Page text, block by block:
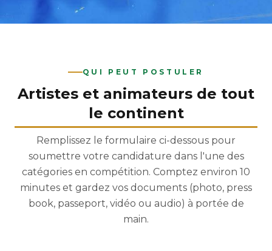
QUI PEUT POSTULER
Artistes et animateurs de tout
le continent
Remplissez le formulaire ci-dessous pour
soumettre votre candidature dans l'une des
catégories en compétition. Comptez environ 10
minutes et gardez vos documents (photo, press
book, passeport, vidéo ou audio) à portée de
main.